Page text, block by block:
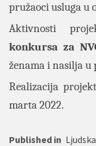
pružaoci usluga u
Aktivnosti
konkursa za
ženama i nasilja u
Realizacija
marta 2022.
Published in